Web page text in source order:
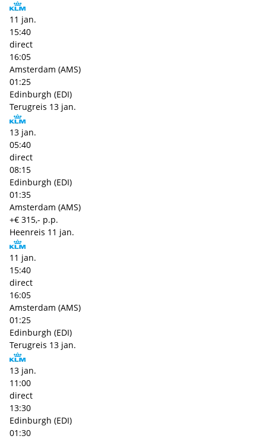
11 jan.
15:40
direct
16:05
Amsterdam (AMS)
01:25
Edinburgh (EDI)
Terugreis 13 jan.
13 jan.
05:40
direct
08:15
Edinburgh (EDI)
01:35
Amsterdam (AMS)
+€ 315,- p.p.
Heenreis 11 jan.
11 jan.
15:40
direct
16:05
Amsterdam (AMS)
01:25
Edinburgh (EDI)
Terugreis 13 jan.
13 jan.
11:00
direct
13:30
Edinburgh (EDI)
01:30